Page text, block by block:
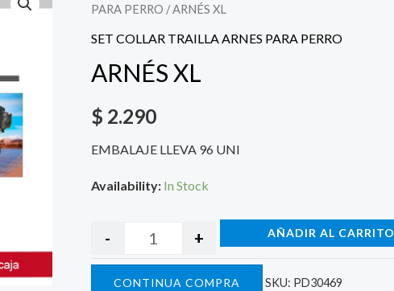
PARA PERRO / ARNÉS XL
SET COLLAR TRAILLA ARNES PARA PERRO
ARNÉS XL
$ 2.290
EMBALAJE LLEVA 96 UNI
Availability: In Stock
- + AÑADIR AL CARRITO
CONTINUA COMPRA SKU: PD30469